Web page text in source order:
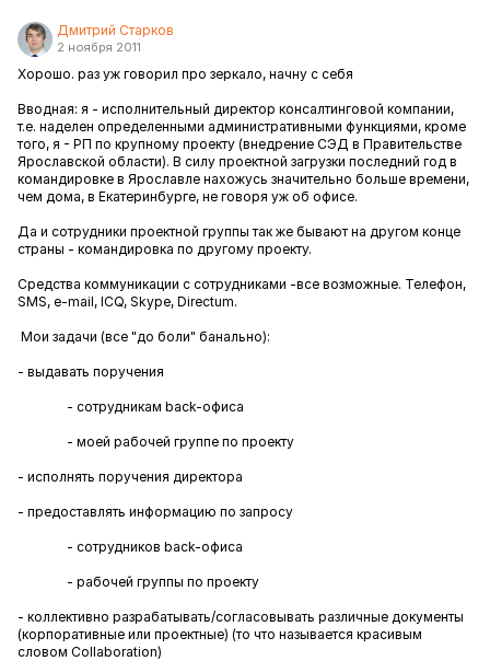
Дмитрий Старков
2 ноября 2011
Хорошо. раз уж говорил про зеркало, начну с себя
Вводная: я - исполнительный директор консалтинговой компании,
т.е. наделен определенными административными функциями, кроме
того, я - РП по крупному проекту (внедрение СЭД в Правительстве
Ярославской области). В силу проектной загрузки последний год в
командировке в Ярославле нахожусь значительно больше времени,
чем дома, в Екатеринбурге, не говоря уж об офисе.
Да и сотрудники проектной группы так же бывают на другом конце
страны - командировка по другому проекту.
Средства коммуникации с сотрудниками -все возможные. Телефон,
SMS, e-mail, ICQ, Skype, Directum.
Мои задачи (все "до боли" банально):
- выдавать поручения
- сотрудникам back-офиса
- моей рабочей группе по проекту
- исполнять поручения директора
- предоставлять информацию по запросу
- сотрудников back-офиса
- рабочей группы по проекту
- коллективно разрабатывать/согласовывать различные документы
(корпоративные или проектные) (то что называется красивым
словом Collaboration)